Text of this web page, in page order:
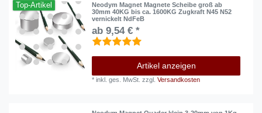
Top-Artikel
Neodym Magnet Magnete Scheibe groß ab
30mm 40KG bis ca. 1600KG Zugkraft N45 N52
vernickelt NdFeB
ab 9,54 € *
Artikel anzeigen
*inkl. ges. MwSt. zzgl.Versandkosten